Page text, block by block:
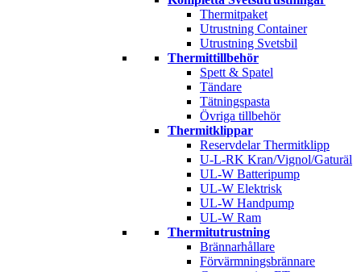
Thermitpaket
Utrustning Container
Utrustning Svetsbil
Thermittillbehör
Spett & Spatel
Tändare
Tätningspasta
Övriga tillbehör
Thermitklippar
Reservdelar Thermitklipp
U-L-RK Kran/Vignol/Gaturäl
UL-W Batteripump
UL-W Elektrisk
UL-W Handpump
UL-W Ram
Thermitutrustning
Brännarhållare
Förvärmningsbrännare